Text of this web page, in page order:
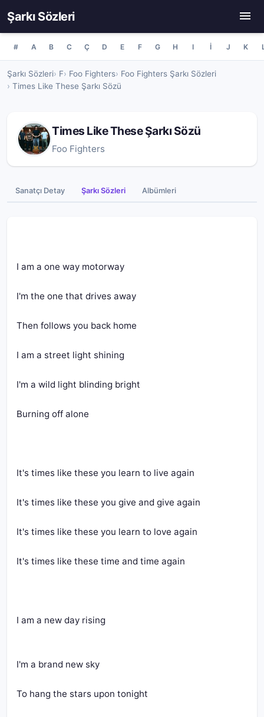
Şarkı Sözleri
# A B C Ç D E F G H I İ J K
Şarkı Sözleri F Foo Fighters
Foo Fighters Şarkı Sözleri
Times Like These Şarkı Sözü
Times Like These Şarkı Sözü
Foo Fighters
Sanatçı Detay Şarkı Sözleri Albümleri
I am a one way motorway
I'm the one that drives away
Then follows you back home
I am a street light shining
I'm a wild light blinding bright
Burning off alone
It's times like these you learn to live again
It's times like these you give and give again
It's times like these you learn to love again
It's times like these time and time again
I am a new day rising
I'm a brand new sky
To hang the stars upon tonight